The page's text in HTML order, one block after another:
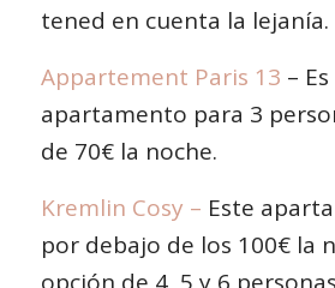
tened en cuenta la lejanía.
Appartement Paris 13 –
apartamento para 3
de 70€ la noche.
Kremlin Cosy – Este
por debajo de los 100€ la